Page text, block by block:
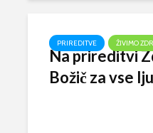
PRIREDITVE ŽIVIMO
Na prireditvi
Božič za vse